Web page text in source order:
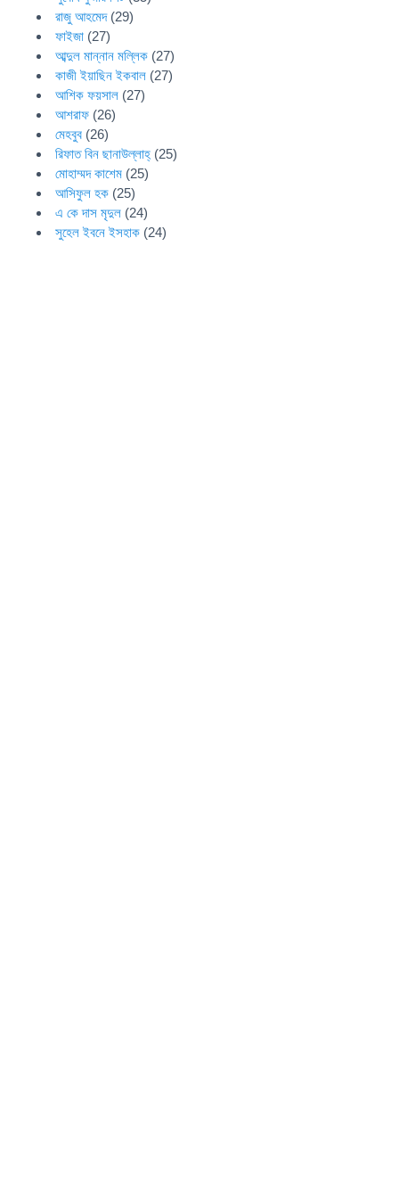
রাজু আহমেদ(29)
ফাইজা (27)
আব্দুল মান্নান মল্লিক (27)
কাজী ইয়াছিন ইকবাল (27)
আশিক ফয়সাল (27)
আশরাফ (26)
মেহবুব (26)
রিফাত বিন ছানাউল্লাহ্ (25)
মোহাম্মদ কাশেম (25)
আসিফুল হক (25)
এ কে দাস মৃদুল (24)
সুহেল ইবনে ইসহাক (24)